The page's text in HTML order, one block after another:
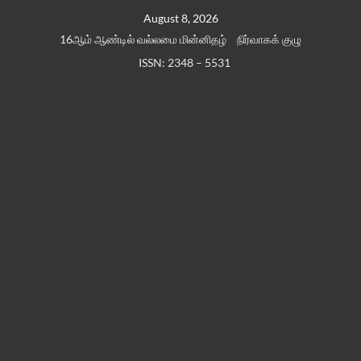
August 8, 2026
16ஆம் ஆண்டில் வல்லமை மின்னிதழ்
நிர்வாகக் குழு
ISSN: 2348 – 5531